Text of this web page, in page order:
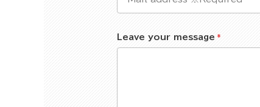
Leave your message